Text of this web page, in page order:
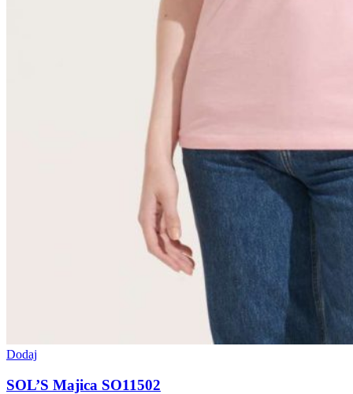
Dodaj
SOL’S Majica SO11502